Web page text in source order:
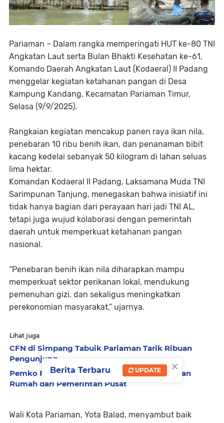
Pariaman – Dalam rangka memperingati HUT ke-80 TNI
Angkatan Laut serta Bulan Bhakti Kesehatan ke-61,
Komando Daerah Angkatan Laut (Kodaeral) II Padang
menggelar kegiatan ketahanan pangan di Desa
Kampung Kandang, Kecamatan Pariaman Timur,
Selasa (9/9/2025).
Rangkaian kegiatan mencakup panen raya ikan nila,
penebaran 10 ribu benih ikan, dan penanaman bibit
kacang kedelai sebanyak 50 kilogram di lahan seluas
lima hektar.
Komandan Kodaeral II Padang, Laksamana Muda TNI
Sarimpunan Tanjung, menegaskan bahwa inisiatif ini
tidak hanya bagian dari perayaan hari jadi TNI AL,
tetapi juga wujud kolaborasi dengan pemerintah
daerah untuk memperkuat ketahanan pangan
nasional.
“Penebaran benih ikan nila diharapkan mampu
memperkuat sektor perikanan lokal, mendukung
pemenuhan gizi, dan sekaligus meningkatkan
perekonomian masyarakat,” ujarnya.
Lihat juga
CFN di Simpang Tabuik Pariaman Tarik Ribuan
Pengunjung
Pemko Pariaman Apresiasi Bantuan Perbaikan
Rumah dari Pemerintah Pusat
Wali Kota Pariaman, Yota Balad, menyambut baik
×
Berita Terbaru UPDATE